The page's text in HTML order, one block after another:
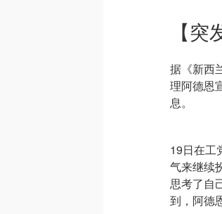
【
据《新西
理阿德恩
息。
19日在工
气来继续
思考了自
到，阿德